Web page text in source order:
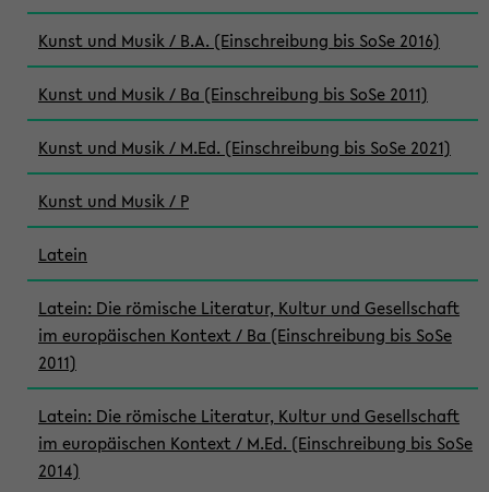
Kunst und Musik / B.A. (Einschreibung bis SoSe 2016)
Kunst und Musik / Ba (Einschreibung bis SoSe 2011)
Kunst und Musik / M.Ed. (Einschreibung bis SoSe 2021)
Kunst und Musik / P
Latein
Latein: Die römische Literatur, Kultur und Gesellschaft
im europäischen Kontext / Ba (Einschreibung bis SoSe
2011)
Latein: Die römische Literatur, Kultur und Gesellschaft
im europäischen Kontext / M.Ed. (Einschreibung bis SoSe
2014)